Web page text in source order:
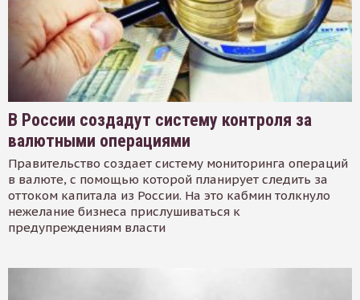
В России создадут систему контроля за
валютными операциями
Правительство создает систему мониторинга операций
в валюте, с помощью которой планирует следить за
оттоком капитала из России. На это кабмин толкнуло
нежелание бизнеса прислушиваться к
предупреждениям власти